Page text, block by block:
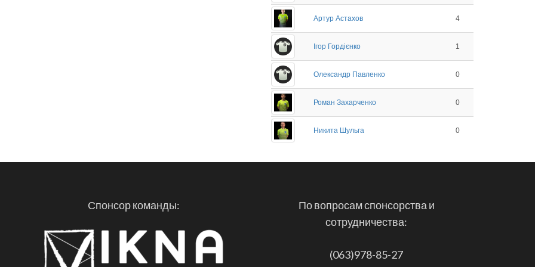
Артур Астахов 4
Ігор Гордієнко 1
Олександр Павленко 0
Роман Захарченко 0
Никита Шульга 0
Спонсор команды:
По вопросам спонсорства и
сотрудничества:
(063)978-85-27